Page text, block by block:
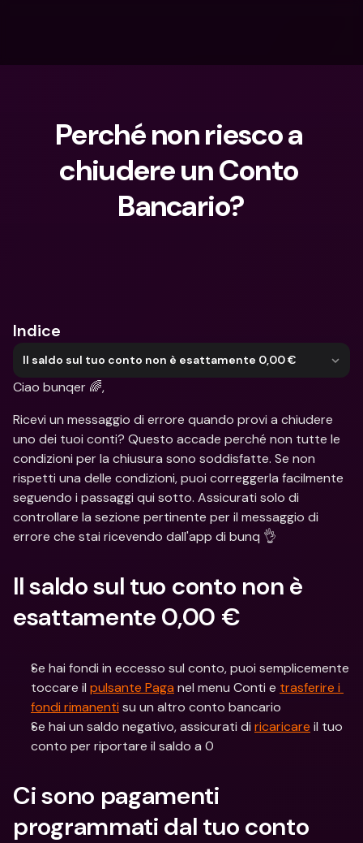
Perché non riesco a
chiudere un Conto
Bancario?
Indice
Il saldo sul tuo conto non è esattamente 0,00 €
Ciao bunqer 🌈,
Ricevi un messaggio di errore quando provi a chiudere
uno dei tuoi conti? Questo accade perché non tutte le
condizioni per la chiusura sono soddisfatte. Se non
rispetti una delle condizioni, puoi correggerla facilmente
seguendo i passaggi qui sotto. Assicurati solo di
controllare la sezione pertinente per il messaggio di
errore che stai ricevendo dall'app di bunq 👌
Il saldo sul tuo conto non è
esattamente 0,00 €
Se hai fondi in eccesso sul conto, puoi semplicemente
toccare il pulsante Paga nel menu Conti e trasferire i
fondi rimanenti su un altro conto bancario
Se hai un saldo negativo, assicurati di ricaricare il tuo
conto per riportare il saldo a 0
Ci sono pagamenti
programmati dal tuo conto